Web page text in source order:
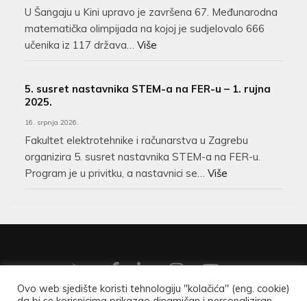
U Šangaju u Kini upravo je završena 67. Međunarodna
matematička olimpijada na kojoj je sudjelovalo 666
učenika iz 117 država… Više
5. susret nastavnika STEM-a na FER-u – 1. rujna
2025.
16. srpnja 2026.
Fakultet elektrotehnike i računarstva u Zagrebu
organizira 5. susret nastavnika STEM-a na FER-u.
Program je u privitku, a nastavnici se… Više
Ovo web sjedište koristi tehnologiju "kolačića" (eng. cookie)